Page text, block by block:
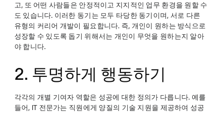
고, 또 어떤 사람들은 안정적이고 지지적인 업무 환경을 원할 수
도 있습니다. 이러한 동기는 모두 타당한 동기이며, 서로 다른
유형의 커리어 개발이 필요합니다. 즉, 개인이 원하는 방식으로
성장할 수 있도록 돕기 위해서는 개인이 무엇을 원하는지 알아
야 합니다.
2. 투명하게 행동하기
각각의 개별 기여자 역할은 성공에 대한 정의가 다릅니다. 예를
들어, IT 전문가는 직원에게 양질의 기술 지원을 제공하여 성공